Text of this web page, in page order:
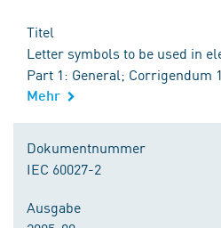
Titel
Letter symbols to be used in
Part 1: General; Corrigendum 1
Mehr
Dokumentnummer
IEC 60027-2
Ausgabe